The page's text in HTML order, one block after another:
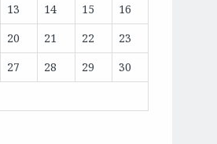
13 14 15
16
20 21 22
23
27 28 29
30